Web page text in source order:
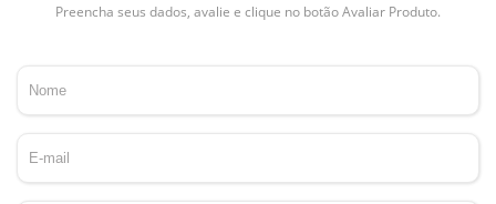
Preencha seus dados, avalie e clique no botão Avaliar Produto.